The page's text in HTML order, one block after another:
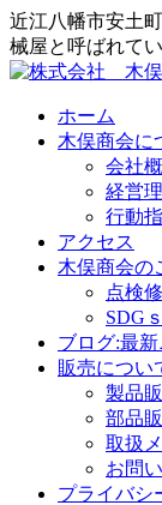
近江八幡市安土
械屋と呼ばれてい
ホーム
木俣商会に
会社
経営
行動
アクセス
木俣商会の
点検
SDG
ブログ:最
販売につい
製品
部品
取扱
お問
プライバシ